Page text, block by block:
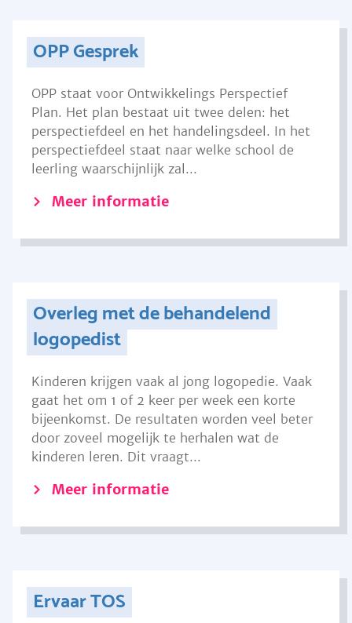
OPP Gesprek
OPP staat voor Ontwikkelings Perspectief
Plan. Het plan bestaat uit twee delen: het
perspectiefdeel en het handelingsdeel. In het
perspectiefdeel staat naar welke school de
leerling waarschijnlijk zal...
Meer informatie
Overleg met de behandelend
logopedist
Kinderen krijgen vaak al jong logopedie. Vaak
gaat het om 1 of 2 keer per week een korte
bijeenkomst. De resultaten worden veel beter
door zoveel mogelijk te herhalen wat de
kinderen leren. Dit vraagt...
Meer informatie
Ervaar TOS